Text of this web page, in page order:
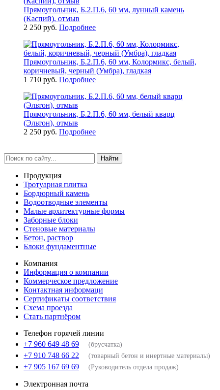
Прямоугольник, Б.2.П.6, 60 мм, лунный камень
(Каспий), отмыв
2 250 руб. Подробнее
Прямоугольник, Б.2.П.6, 60 мм, Колормикс, белый,
коричневый, черный (Умбра), гладкая
1 710 руб. Подробнее
Прямоугольник, Б.2.П.6, 60 мм, белый кварц
(Эльтон), отмыв
2 250 руб. Подробнее
Найти
Продукция
Тротуарная плитка
Бордюрный камень
Водоотводные элементы
Малые архитектурные формы
Заборные блоки
Стеновые материалы
Бетон, раствор
Блоки фундаментные
Компания
Информация о компании
Коммерческое предложение
Контактная информаци
Сертификаты соответствия
Схема проезда
Стать партнёром
Телефон горячей линии
+7 960 649 48 69
(брусчатка)
+7 910 748 66 22 (товарный бетон и инертные материалы)
+7 905 167 69 69 (Руководитель отдела продаж)
Электронная почта